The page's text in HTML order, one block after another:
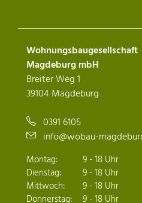
Wohnungsbaugesellschaft
Magdeburg mbH
Breiter Weg 1
39104 Magdeburg
0391 6105
info@wobau-
Montag:
9 - 18 Uhr
Dienstag:
9 - 18 Uhr
Mittwoch:
9 - 18 Uhr
Donnerstag:
9 - 18 Uhr